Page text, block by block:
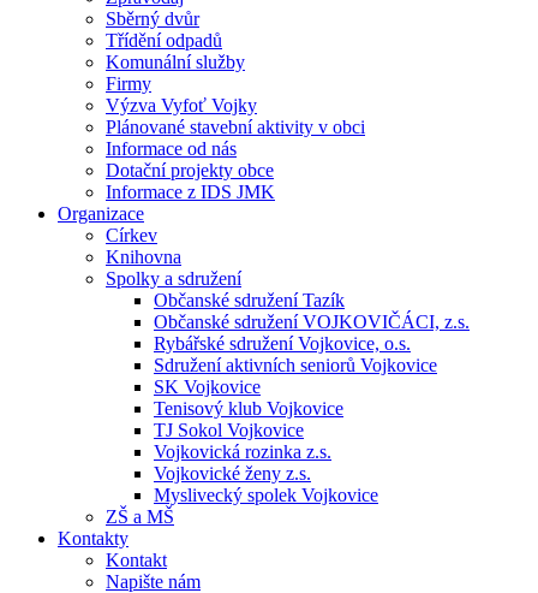
Sběrný dvůr
Třídění odpadů
Komunální služby
Firmy
Výzva Vyfoť Vojky
Plánované stavební aktivity v obci
Informace od nás
Dotační projekty obce
Informace z IDS JMK
Organizace
Církev
Knihovna
Spolky a sdružení
Občanské sdružení Tazík
Občanské sdružení VOJKOVIČÁCI, z.s.
Rybářské sdružení Vojkovice, o.s.
Sdružení aktivních seniorů Vojkovice
SK Vojkovice
Tenisový klub Vojkovice
TJ Sokol Vojkovice
Vojkovická rozinka z.s.
Vojkovické ženy z.s.
Myslivecký spolek Vojkovice
ZŠ a MŠ
Kontakty
Kontakt
Napište nám